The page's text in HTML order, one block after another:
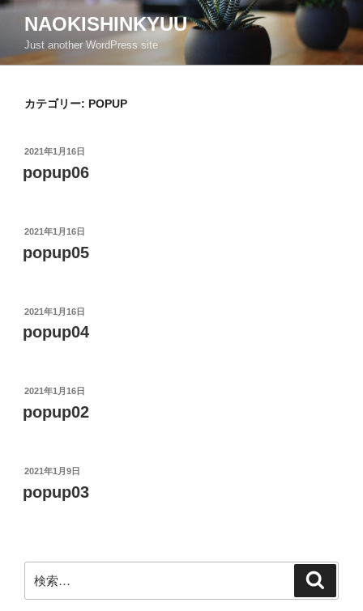
コ
ン
NAOKISHINKYUU
Just another WordPress site
カテゴリー: POPUP
投
日:
2021年1月16日
popup06
投
日:
2021年1月16日
popup05
投
日:
2021年1月16日
popup04
投
日:
2021年1月16日
popup02
投
日:
2021年1月9日
popup03
索: